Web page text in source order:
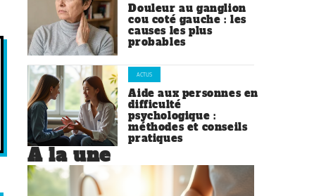
Douleur au ganglion
cou coté gauche : les
causes les plus
probables
ACTUS
Aide aux personnes en
difficulté
psychologique :
méthodes et conseils
pratiques
À la une